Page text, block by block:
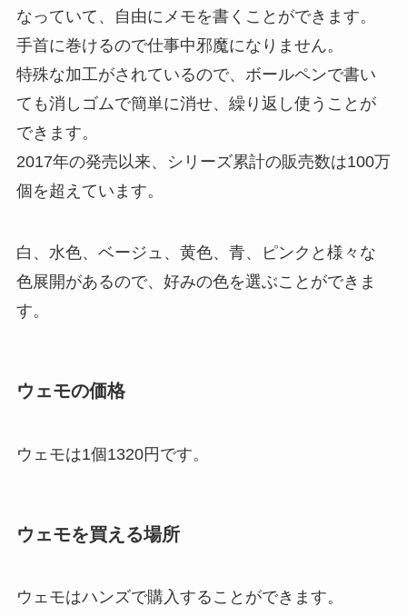
なっていて、自由にメモを書くことができます。
手首に巻けるので仕事中邪魔になりません。
特殊な加工がされているので、ボールペンで書い
ても消しゴムで簡単に消せ、繰り返し使うことが
できます。
2017年の発売以来、シリーズ累計の販売数は100万
個を超えています。
白、水色、ベージュ、黄色、青、ピンクと様々な
色展開があるので、好みの色を選ぶことができま
す。
ウェモの価格
ウェモは1個1320円です。
ウェモを買える場所
ウェモはハンズで購入することができます。